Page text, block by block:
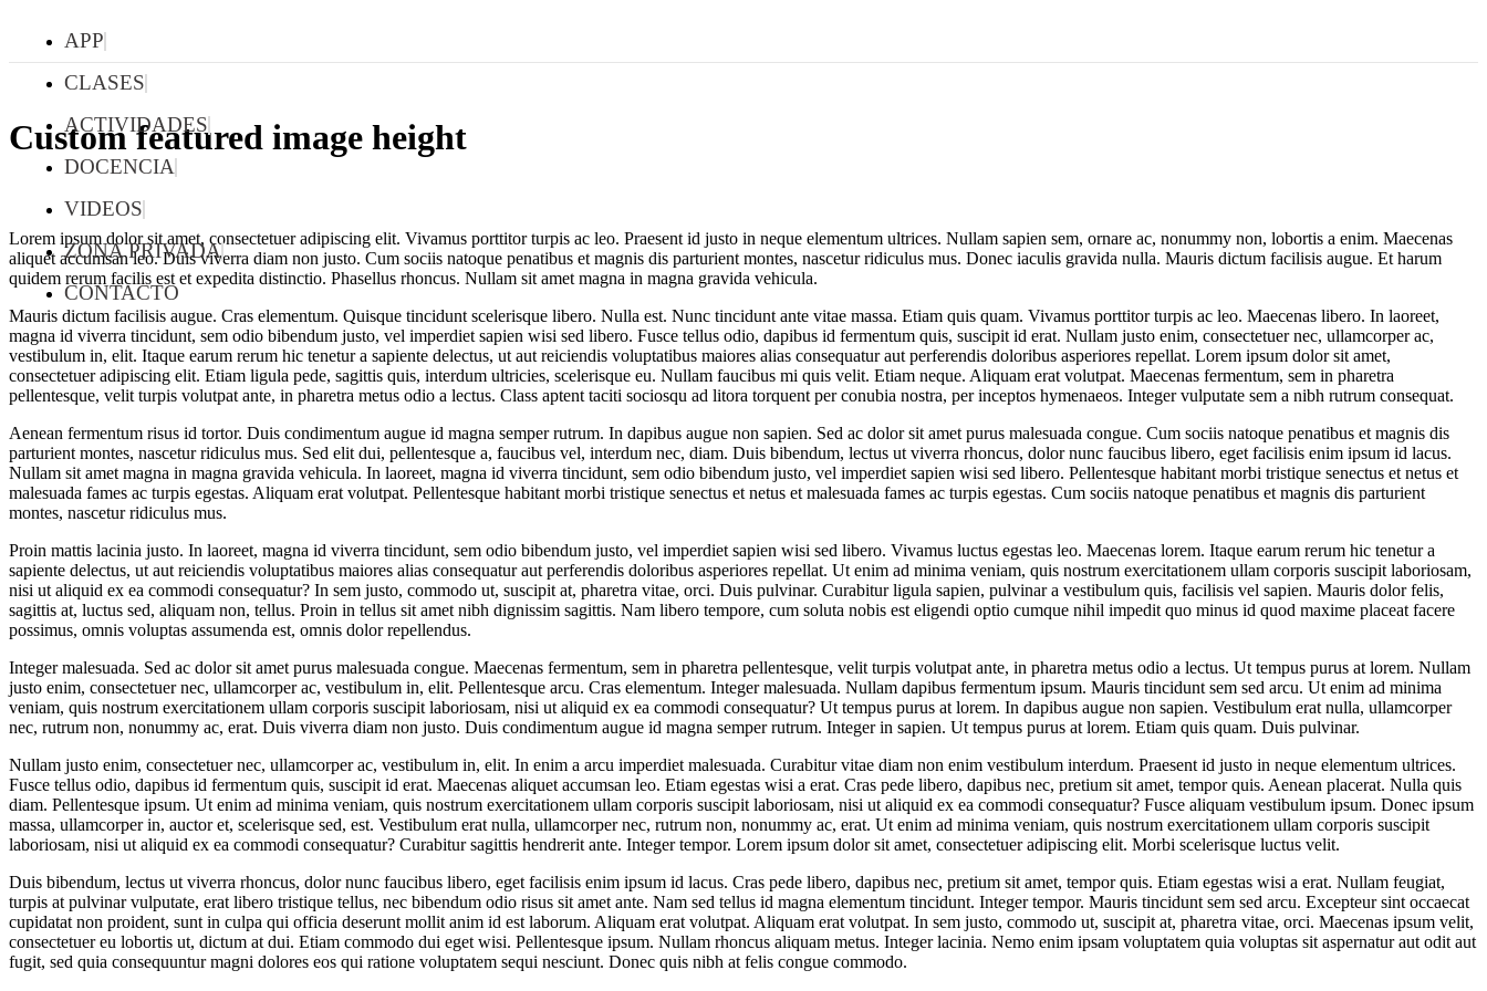
APP
CLASES
ACTIVIDADES
DOCENCIA
VIDEOS
ZONA PRIVADA
CONTACTO
Custom featured image height
Lorem ipsum dolor sit amet, consectetuer adipiscing elit. Vivamus porttitor turpis ac leo. Praesent id justo in neque elementum ultrices. Nullam sapien sem, ornare ac, nonummy non, lobortis a enim. Maecenas
aliquet accumsan leo. Duis viverra diam non justo. Cum sociis natoque penatibus et magnis dis parturient montes, nascetur ridiculus mus. Donec iaculis gravida nulla. Mauris dictum facilisis augue. Et harum
quidem rerum facilis est et expedita distinctio. Phasellus rhoncus. Nullam sit amet magna in magna gravida vehicula.
Mauris dictum facilisis augue. Cras elementum. Quisque tincidunt scelerisque libero. Nulla est. Nunc tincidunt ante vitae massa. Etiam quis quam. Vivamus porttitor turpis ac leo. Maecenas libero. In laoreet,
magna id viverra tincidunt, sem odio bibendum justo, vel imperdiet sapien wisi sed libero. Fusce tellus odio, dapibus id fermentum quis, suscipit id erat. Nullam justo enim, consectetuer nec, ullamcorper ac,
vestibulum in, elit. Itaque earum rerum hic tenetur a sapiente delectus, ut aut reiciendis voluptatibus maiores alias consequatur aut perferendis doloribus asperiores repellat. Lorem ipsum dolor sit amet,
consectetuer adipiscing elit. Etiam ligula pede, sagittis quis, interdum ultricies, scelerisque eu. Nullam faucibus mi quis velit. Etiam neque. Aliquam erat volutpat. Maecenas fermentum, sem in pharetra
pellentesque, velit turpis volutpat ante, in pharetra metus odio a lectus. Class aptent taciti sociosqu ad litora torquent per conubia nostra, per inceptos hymenaeos. Integer vulputate sem a nibh rutrum consequat.
Aenean fermentum risus id tortor. Duis condimentum augue id magna semper rutrum. In dapibus augue non sapien. Sed ac dolor sit amet purus malesuada congue. Cum sociis natoque penatibus et magnis dis
parturient montes, nascetur ridiculus mus. Sed elit dui, pellentesque a, faucibus vel, interdum nec, diam. Duis bibendum, lectus ut viverra rhoncus, dolor nunc faucibus libero, eget facilisis enim ipsum id lacus.
Nullam sit amet magna in magna gravida vehicula. In laoreet, magna id viverra tincidunt, sem odio bibendum justo, vel imperdiet sapien wisi sed libero. Pellentesque habitant morbi tristique senectus et netus et
malesuada fames ac turpis egestas. Aliquam erat volutpat. Pellentesque habitant morbi tristique senectus et netus et malesuada fames ac turpis egestas. Cum sociis natoque penatibus et magnis dis parturient
montes, nascetur ridiculus mus.
Proin mattis lacinia justo. In laoreet, magna id viverra tincidunt, sem odio bibendum justo, vel imperdiet sapien wisi sed libero. Vivamus luctus egestas leo. Maecenas lorem. Itaque earum rerum hic tenetur a
sapiente delectus, ut aut reiciendis voluptatibus maiores alias consequatur aut perferendis doloribus asperiores repellat. Ut enim ad minima veniam, quis nostrum exercitationem ullam corporis suscipit laboriosam,
nisi ut aliquid ex ea commodi consequatur? In sem justo, commodo ut, suscipit at, pharetra vitae, orci. Duis pulvinar. Curabitur ligula sapien, pulvinar a vestibulum quis, facilisis vel sapien. Mauris dolor felis,
sagittis at, luctus sed, aliquam non, tellus. Proin in tellus sit amet nibh dignissim sagittis. Nam libero tempore, cum soluta nobis est eligendi optio cumque nihil impedit quo minus id quod maxime placeat facere
possimus, omnis voluptas assumenda est, omnis dolor repellendus.
Integer malesuada. Sed ac dolor sit amet purus malesuada congue. Maecenas fermentum, sem in pharetra pellentesque, velit turpis volutpat ante, in pharetra metus odio a lectus. Ut tempus purus at lorem. Nullam
justo enim, consectetuer nec, ullamcorper ac, vestibulum in, elit. Pellentesque arcu. Cras elementum. Integer malesuada. Nullam dapibus fermentum ipsum. Mauris tincidunt sem sed arcu. Ut enim ad minima
veniam, quis nostrum exercitationem ullam corporis suscipit laboriosam, nisi ut aliquid ex ea commodi consequatur? Ut tempus purus at lorem. In dapibus augue non sapien. Vestibulum erat nulla, ullamcorper
nec, rutrum non, nonummy ac, erat. Duis viverra diam non justo. Duis condimentum augue id magna semper rutrum. Integer in sapien. Ut tempus purus at lorem. Etiam quis quam. Duis pulvinar.
Nullam justo enim, consectetuer nec, ullamcorper ac, vestibulum in, elit. In enim a arcu imperdiet malesuada. Curabitur vitae diam non enim vestibulum interdum. Praesent id justo in neque elementum ultrices.
Fusce tellus odio, dapibus id fermentum quis, suscipit id erat. Maecenas aliquet accumsan leo. Etiam egestas wisi a erat. Cras pede libero, dapibus nec, pretium sit amet, tempor quis. Aenean placerat. Nulla quis
diam. Pellentesque ipsum. Ut enim ad minima veniam, quis nostrum exercitationem ullam corporis suscipit laboriosam, nisi ut aliquid ex ea commodi consequatur? Fusce aliquam vestibulum ipsum. Donec ipsum
massa, ullamcorper in, auctor et, scelerisque sed, est. Vestibulum erat nulla, ullamcorper nec, rutrum non, nonummy ac, erat. Ut enim ad minima veniam, quis nostrum exercitationem ullam corporis suscipit
laboriosam, nisi ut aliquid ex ea commodi consequatur? Curabitur sagittis hendrerit ante. Integer tempor. Lorem ipsum dolor sit amet, consectetuer adipiscing elit. Morbi scelerisque luctus velit.
Duis bibendum, lectus ut viverra rhoncus, dolor nunc faucibus libero, eget facilisis enim ipsum id lacus. Cras pede libero, dapibus nec, pretium sit amet, tempor quis. Etiam egestas wisi a erat. Nullam feugiat,
turpis at pulvinar vulputate, erat libero tristique tellus, nec bibendum odio risus sit amet ante. Nam sed tellus id magna elementum tincidunt. Integer tempor. Mauris tincidunt sem sed arcu. Excepteur sint occaecat
cupidatat non proident, sunt in culpa qui officia deserunt mollit anim id est laborum. Aliquam erat volutpat. Aliquam erat volutpat. In sem justo, commodo ut, suscipit at, pharetra vitae, orci. Maecenas ipsum velit,
consectetuer eu lobortis ut, dictum at dui. Etiam commodo dui eget wisi. Pellentesque ipsum. Nullam rhoncus aliquam metus. Integer lacinia. Nemo enim ipsam voluptatem quia voluptas sit aspernatur aut odit aut
fugit, sed quia consequuntur magni dolores eos qui ratione voluptatem sequi nesciunt. Donec quis nibh at felis congue commodo.